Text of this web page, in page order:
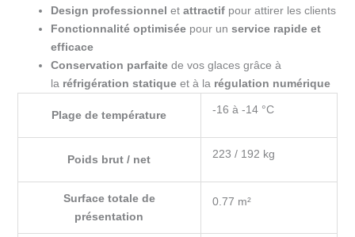
Design professionnel et attractifpour attirer les clients
Fonctionnalité optimiséepour un service rapide et
efficace
Conservation parfaitede vos glaces grâce à
la réfrigération statiqueet à la régulation numérique
Plage de température -16 à -14 °C
Poids brut / net 223 / 192 kg
Surface totale de
présentation
0.77 m²